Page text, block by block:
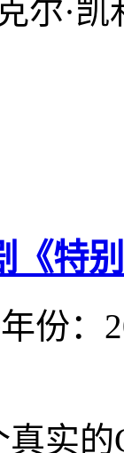
尔·
《特
年份：
的